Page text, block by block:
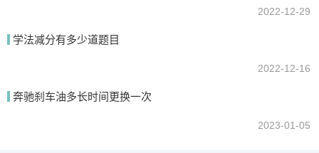
2022-12-29
学法减分有多少道题目
2022-12-16
奔驰刹车油多长时间更换一次
2023-01-05